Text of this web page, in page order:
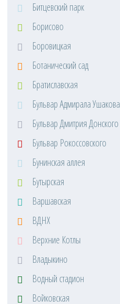
Битцевский парк
Борисово
Боровицкая
Ботанический сад
Братиславская
Бульвар Адмирала Ушакова
Бульвар Дмитрия Донского
Бульвар Рокоссовского
Бунинская аллея
Бутырская
Варшавская
ВДНХ
Верхние Котлы
Владыкино
Водный стадион
Войковская